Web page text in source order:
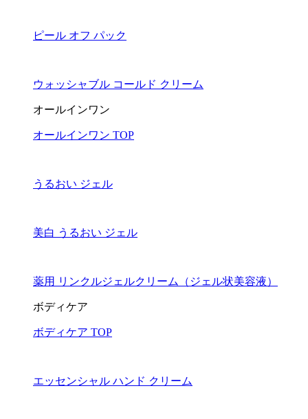
ピール オフ パック
ウォッシャブル コールド クリーム
オールインワン
オールインワン TOP
うるおい ジェル
美白 うるおい ジェル
薬用 リンクルジェルクリーム（ジェル状美容液）
ボディケア
ボディケア TOP
エッセンシャル ハンド クリーム